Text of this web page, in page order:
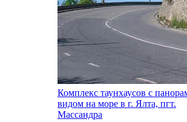
Комплекс таунхаусов с
видом на море в г. Ялта, пгт.
Массандра